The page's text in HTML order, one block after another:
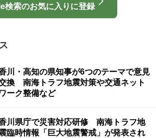
検索のお気に入りに登録
川・高知の県知事が6つのテーマで意見
換 南海トラフ地震対策や交通ネット
ワーク整備など
川県庁で災害対応研修 南海トラフ地
臨時情報「巨大地震警戒」が発表され